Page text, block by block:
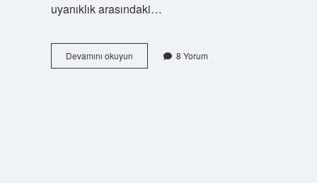
uyanıklık arasındaki…
Devamını okuyunKarabasan
hangi
8 Yorum